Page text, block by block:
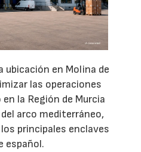
ubicación en Molina de
las operaciones
la Región de Murcia
arco mediterráneo,
principales enclaves
español.